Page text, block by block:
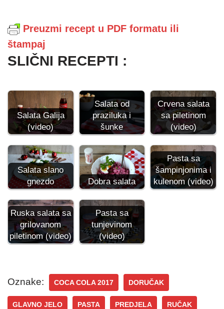
Preuzmi recept u PDF formatu ili
štampaj
SLIČNI RECEPTI :
Salata Galija
(video)
Salata od
praziluka i
šunke
Crvena salata
sa piletinom
(video)
Salata slano
gnezdo
Dobra salata
Pasta sa
šampinjonima i
kulenom (video)
Ruska salata sa
grilovanom
piletinom (video)
Pasta sa
tunjevinom
(video)
Oznake: COCA COLA 2017 DORUČAK
GLAVNO JELO PASTA PREDJELA RUČAK